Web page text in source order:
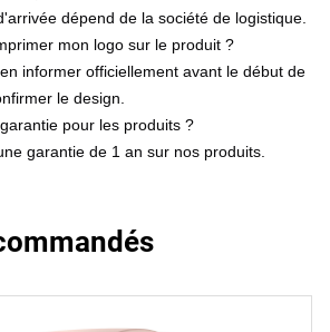
dépend de la société de logistique.
mon logo sur le produit ?
informer officiellement avant le début de
le design.
pour les produits ?
garantie de 1 an sur nos produits.